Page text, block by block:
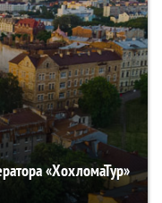
«ХохломаТур»